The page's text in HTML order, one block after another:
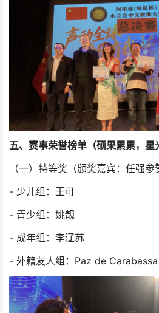
五、赛事荣誉榜单（硕果累累，星
（一）特等奖（颁奖嘉宾：任强参
- 少儿组：王可
- 青少组：姚靓
- 成年组：李辽苏
- 外籍友人组：Paz de Carabassa